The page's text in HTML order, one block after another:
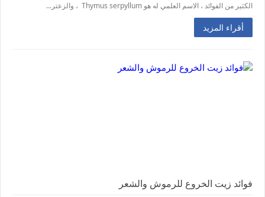
الكثير من الفوائد ، الاسم العلمي له هو Thymus serpyllum ، والزعتر...
أقراء المزيد
فوائد زيت الخروع للرموش والشعر